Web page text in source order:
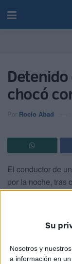
Su
Nosotros y
a información en
chocó
Por Rocío Abad
El conductor de
por la noche, tras
sido detenido en
según ha podido
El joven herido,
heridas en la
los próximos
donde se le